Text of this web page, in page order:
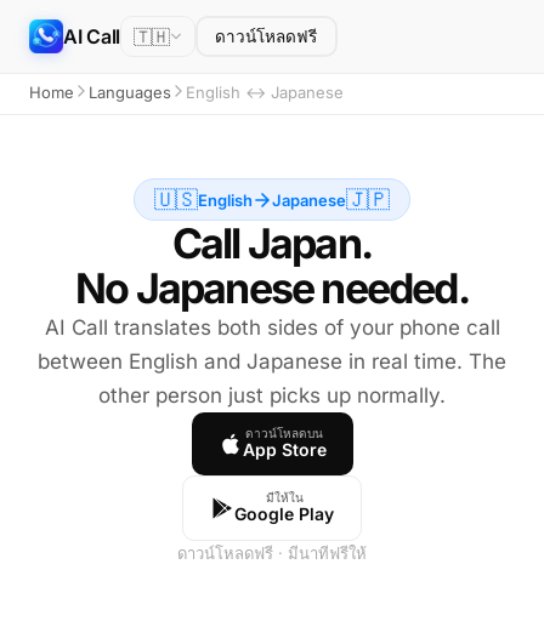
AI Call 🇹🇭 ดาวน์โหลดฟรี
Home Languages English ↔ Japanese
🇺🇸English Japanese🇯🇵
Call Japan.
No Japanese needed.
AI Call translates both sides of your phone call
between English and Japanese in real time. The
other person just picks up normally.
ดาวน์โหลดบน
App Store
มีให้ใน
Google Play
ดาวน์โหลดฟรี · มีนาทีฟรีให้